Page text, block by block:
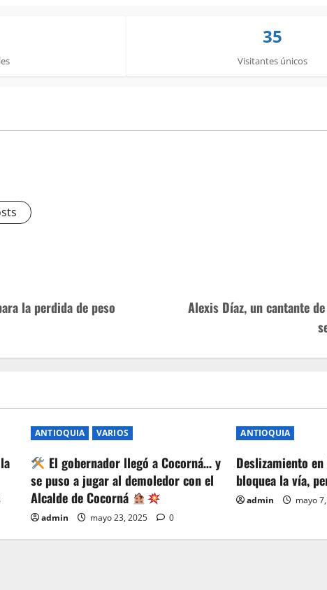
35
Visitantes únicos
la perdida de peso
Alexis Díaz, un cantante
ANTIOQUIA VARIOS
El gobernador llegó a Cocorná… y
se puso a jugar al demoledor con el
Alcalde de Cocorná
admin mayo 23, 2025 0
ANTIOQUIA
Deslizamiento
bloquea la vía,
admin mayo